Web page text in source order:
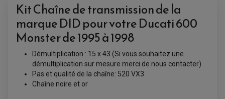
ACCESSOIRES QUAD
ACCESSOIRES ANODISES POUR QUAD
BOUCHON DE RÉSERVOIR QUAD
GUIDON QUAD
KIT DÉCO QUAD / SSV
KIT POIGNÉE DE GAZ QUAD
POIGNÉE QUAD
PROTÈGE-MAINS
Kit Chaîne de transmission de la
marque DID pour votre Ducati 600
Monster de 1995 à 1998
Démultiplication : 15 x 43 (Si vous souhaitez une
démultiplication sur mesure merci de nous contacter)
Pas et qualité de la chaîne: 520 VX3
Chaîne noire et or